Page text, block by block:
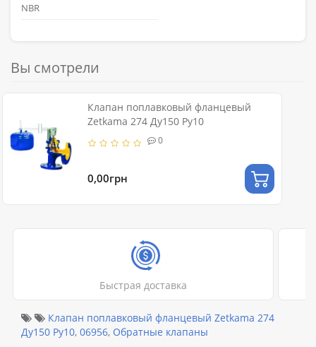
NBR
Вы смотрели
Клапан поплавковый фланцевый
Zetkama 274 Ду150 Ру10
0
0,00грн
Быстрая доставка
Клапан поплавковый фланцевый Zetkama 274
Ду150 Ру10, 06956, Обратные клапаны